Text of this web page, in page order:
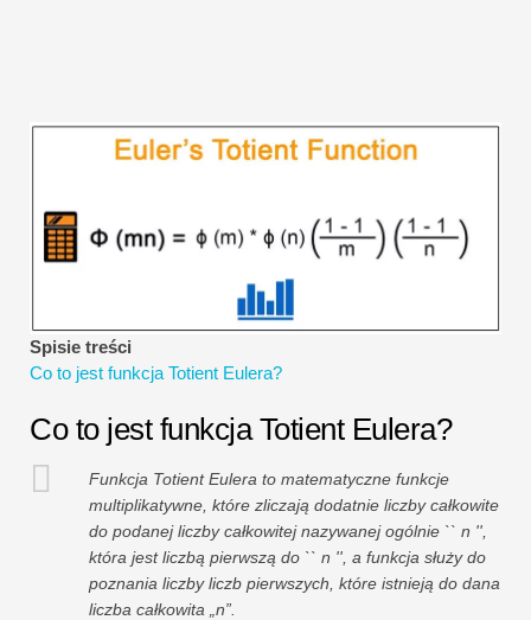
Samouczki dotyczące zarządzania ryzykiem
Spisie treści
Co to jest funkcja Totient Eulera?
Co to jest funkcja Totient Eulera?
Funkcja Totient Eulera to matematyczne funkcje
multiplikatywne, które zliczają dodatnie liczby całkowite
do podanej liczby całkowitej nazywanej ogólnie `` n '',
która jest liczbą pierwszą do `` n '', a funkcja służy do
poznania liczby liczb pierwszych, które istnieją do dana
liczba całkowita „n”.